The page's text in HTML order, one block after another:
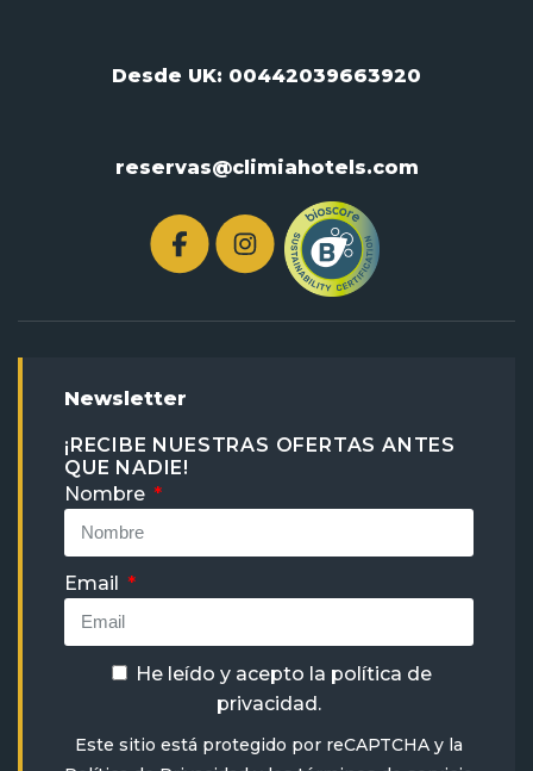
Desde UK: 00442039663920
reservas@climiahotels.com
Newsletter
¡RECIBE NUESTRAS OFERTAS ANTES
QUE NADIE!
Nombre
Email
He leído y acepto la política de
privacidad.
Este sitio está protegido por reCAPTCHA y la